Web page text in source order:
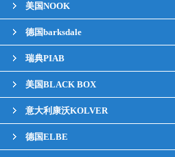
美国NOOK
德国barksdale
瑞典PIAB
美国BLACK BOX
意大利康沃KOLVER
德国ELBE